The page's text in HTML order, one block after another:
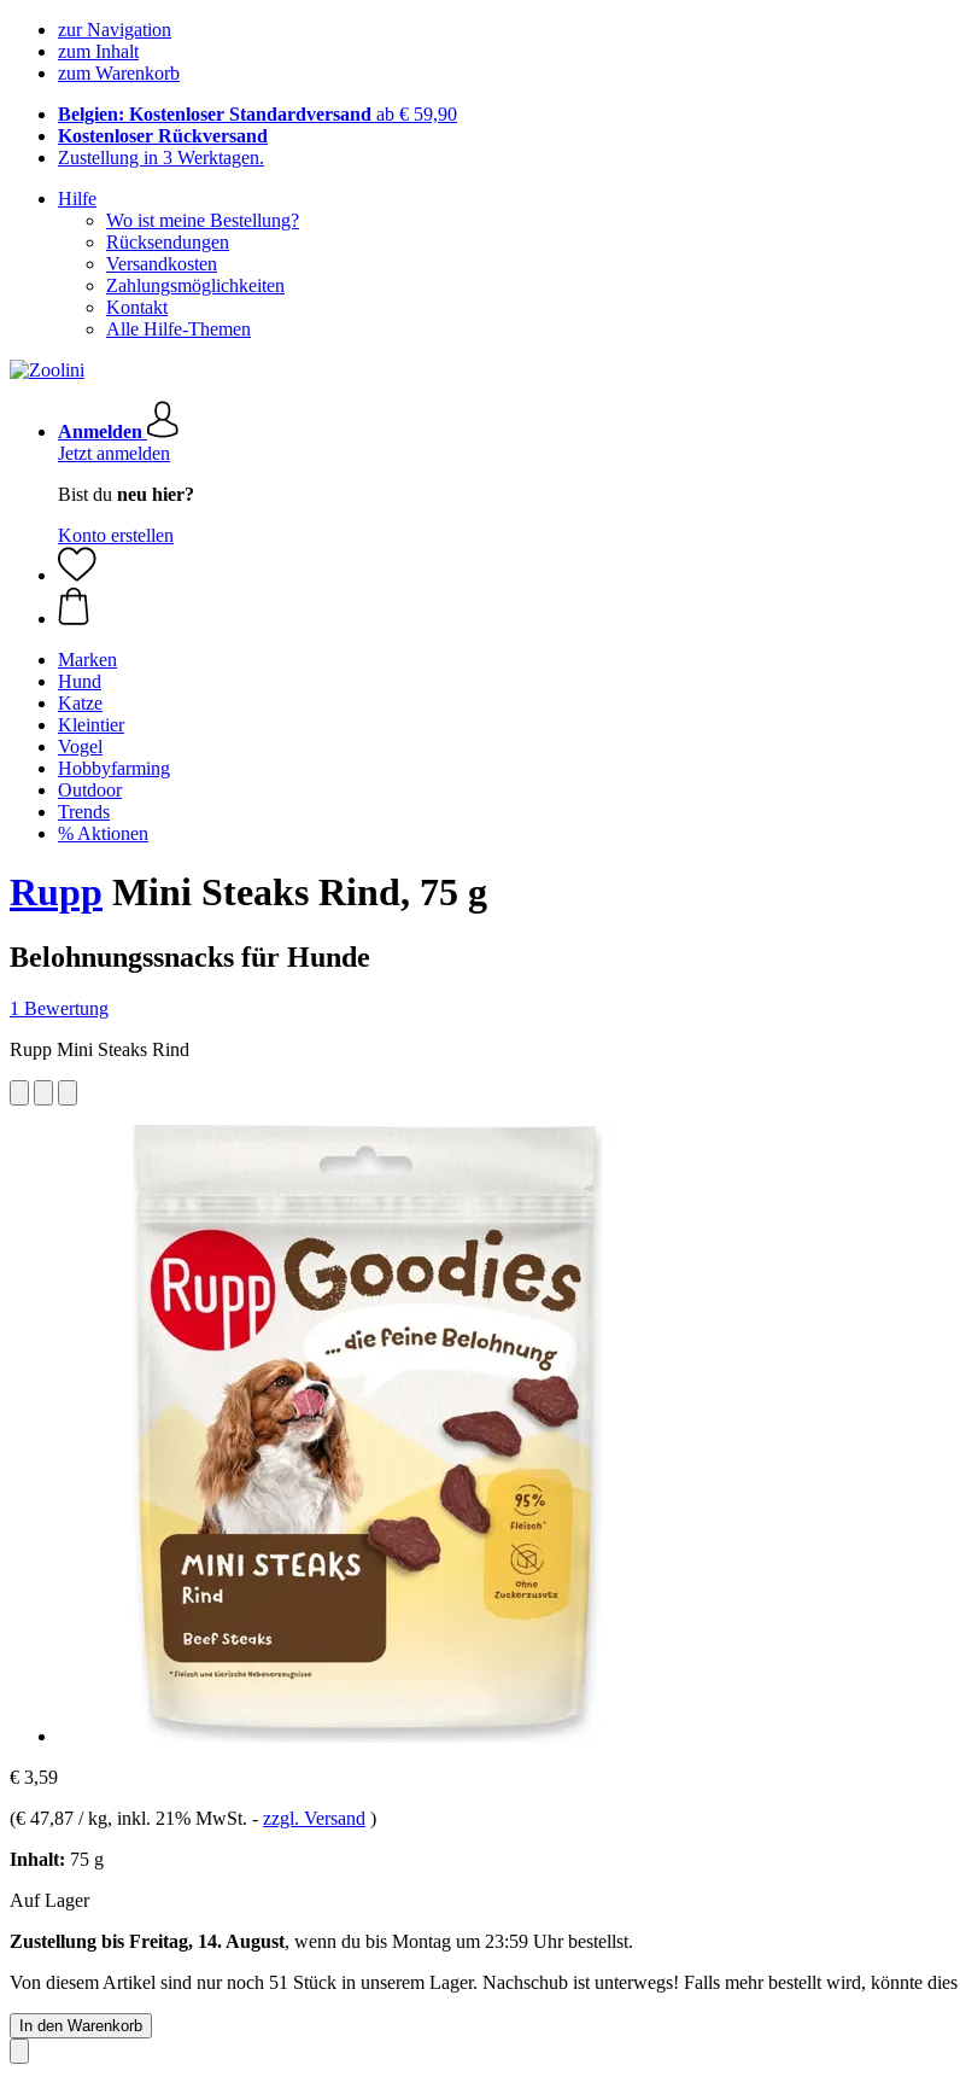
zur Navigation
zum Inhalt
zum Warenkorb
Belgien: Kostenloser Standardversand ab € 59,90
Kostenloser Rückversand
Zustellung in 3 Werktagen.
Hilfe
Wo ist meine Bestellung?
Rücksendungen
Versandkosten
Zahlungsmöglichkeiten
Kontakt
Alle Hilfe-Themen
Anmelden
Jetzt anmelden
Bist du neu hier?
Konto erstellen
Marken
Hund
Katze
Kleintier
Vogel
Hobbyfarming
Outdoor
Trends
% Aktionen
Rupp Mini Steaks Rind, 75 g
Belohnungssnacks für Hunde
1 Bewertung
Rupp Mini Steaks Rind
€ 3,59
(€ 47,87 / kg, inkl. 21% MwSt. - zzgl. Versand )
Inhalt: 75 g
Auf Lager
Zustellung bis Freitag, 14. August, wenn du bis Montag um 23:59 Uhrbestellst.
Von diesem Artikel sind nur noch 51 Stück in unserem Lager. Nachschub ist unterwegs! Falls mehr bestellt wird, könnte
In den Warenkorb